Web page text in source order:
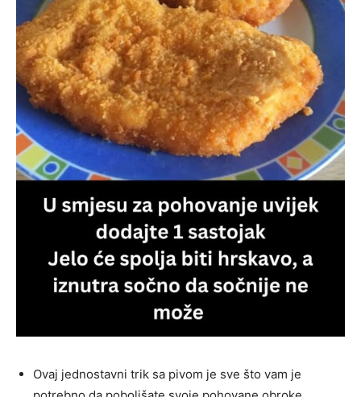
Ovaj jednostavni trik sa pivom je sve što vam je